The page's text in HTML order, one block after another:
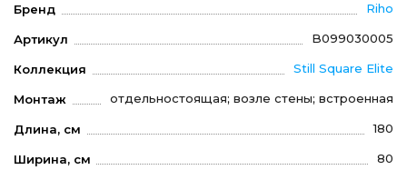
Бренд Riho
Артикул B099030005
Коллекция Still Square Elite
Монтаж отдельностоящая; возле стены; встроенная
Длина, см 180
Ширина, см 80